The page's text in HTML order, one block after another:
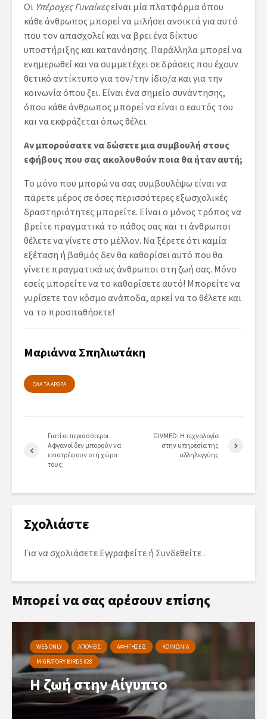
Οι Υπέροχες Γυναίκεςείναι μία πλατφόρμα όπου
κάθε άνθρωπος μπορεί να μιλήσει ανοικτά για αυτό
που τον απασχολεί και να βρει ένα δίκτυο
υποστήριξης και κατανόησης. Παράλληλα μπορεί να
ενημερωθεί και να συμμετέχει σε δράσεις που έχουν
θετικό αντίκτυπο για τον/την ίδιο/α και για την
κοινωνία όπου ζει. Είναι ένα σημείο συνάντησης,
όπου κάθε άνθρωπος μπορεί να είναι ο εαυτός του
και να εκφράζεται όπως θέλει.
Αν μπορούσατε να δώσετε μια συμβουλή στους
εφήβους που σας ακολουθούν ποια θα ήταν αυτή;
Το μόνο που μπορώ να σας συμβουλέψω είναι να
πάρετε μέρος σε όσες περισσότερες εξωσχολικές
δραστηριότητες μπορείτε. Είναι ο μόνος τρόπος να
βρείτε πραγματικά το πάθος σας και τι άνθρωποι
θέλετε να γίνετε στο μέλλον. Να ξέρετε ότι καμία
εξέταση ή βαθμός δεν θα καθορίσει αυτό που θα
γίνετε πραγματικά ως άνθρωποι στη ζωή σας. Μόνο
εσείς μπορείτε να το καθορίσετε αυτό! Μπορείτε να
γυρίσετε τον κόσμο ανάποδα, αρκεί να το θέλετε και
να το προσπαθήσετε!
Μαριάννα Σπηλιωτάκη
ΟΛΑ ΤΑ ΑΡΘΡΑ
Γιατί οι περισσότεροι
Αφγανοί δεν μπορούν να
επιστρέψουν στη χώρα
τους;
GIVMED: Η τεχνολογία
στην υπηρεσία της
αλληλεγγύης
Σχολιάστε
Για να σχολιάσετε Εγγραφείτε ή Συνδεθείτε .
Μπορεί να σας αρέσουν επίσης
WEB ONLY ΑΠΟΨΕΙΣ ΑΦΗΓΗΣΕΙΣ
ΚΟΙΝΩΝΙΑ
MIGRATORY BIRDS #28
Η ζωή στην Αίγυπτο